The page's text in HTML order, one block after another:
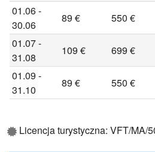
01.06 -
30.06
89 € 550 €
01.07 -
31.08
109 € 699 €
01.09 -
31.10
89 € 550 €
Licencja turystyczna: VFT/MA/